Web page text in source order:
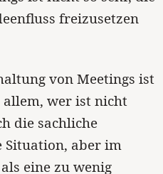
freizusetzen
von Meetings ist
allem, wer ist nicht
die sachliche
Situation, aber im
eine zu wenig